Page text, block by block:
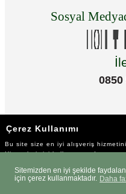
Sitemizden en iyi şekilde
için çerez kullanmaktadır. Daha
Sosyal
0850
©2023 Tüm
Çerez Kullanımı
Bu site size en iyi alışveriş
Hizmetlerimizi kullanmaya devam
ettiğinizi varsayacağız. Çerezler
reddedeceğinizi öğrenmek için